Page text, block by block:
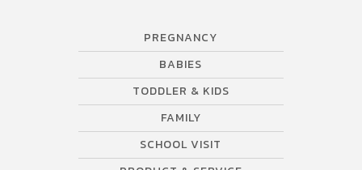
PREGNANCY
BABIES
TODDLER & KIDS
FAMILY
SCHOOL VISIT